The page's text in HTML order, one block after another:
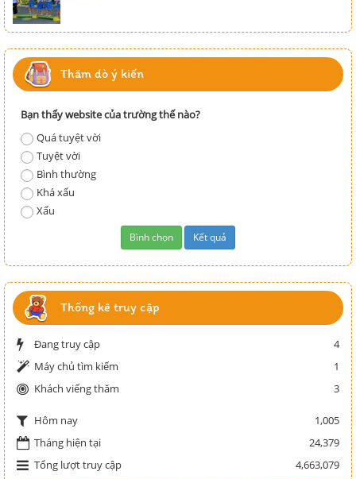
Thăm dò ý kiến
Bạn thấy website của trường thế nào?
Quá tuyệt vời
Tuyệt vời
Bình thường
Khá xấu
Xấu
Thống kê truy cập
Đang truy cập
4
Máy chủ tìm kiếm
1
Khách viếng thăm
3
Hôm nay
1,005
Tháng hiện tại
24,379
Tổng lượt truy cập
4,663,079